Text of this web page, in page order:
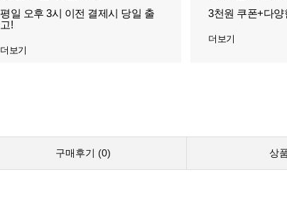
평일 오후 3시 이전 결제시 당일 출
고!
더보기
3천원 쿠폰+다양
더보기
구매후기 (0) 상